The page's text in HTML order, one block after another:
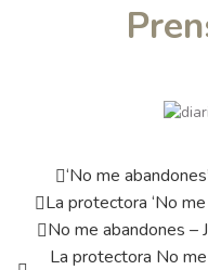
‘No me
La protectora ‘No
No me abandones
La protectora No